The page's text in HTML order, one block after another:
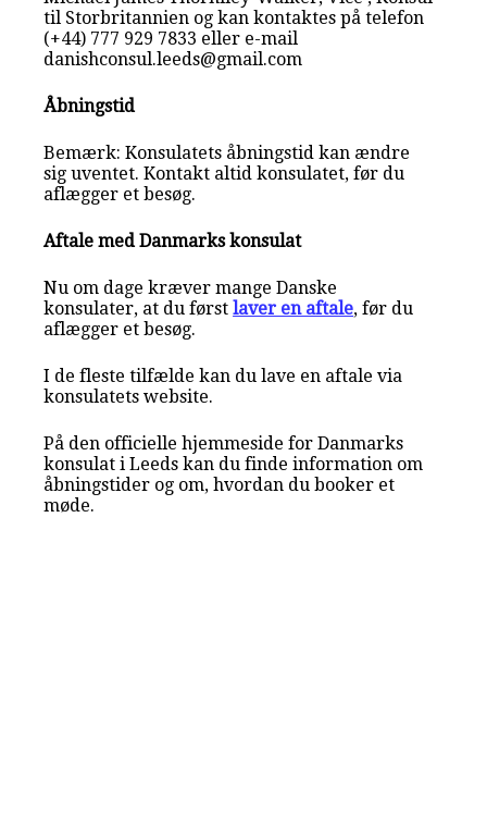
til Storbritannien og kan kontaktes på telefon
(+44) 777 929 7833 eller e-mail
danishconsul.leeds@gmail.com
Åbningstid
Bemærk: Konsulatets åbningstid kan ændre
sig uventet. Kontakt altid konsulatet, før du
aflægger et besøg.
Aftale med Danmarks konsulat
Nu om dage kræver mange Danske
konsulater, at du førstlaver en aftale, før du
aflægger et besøg.
I de fleste tilfælde kan du lave en aftale via
konsulatets website.
På den officielle hjemmeside for Danmarks
konsulat i Leeds kan du finde information om
åbningstider og om, hvordan du booker et
møde.